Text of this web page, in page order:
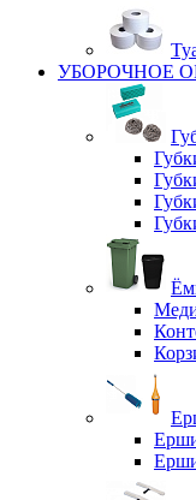
УБОРОЧНОЕ